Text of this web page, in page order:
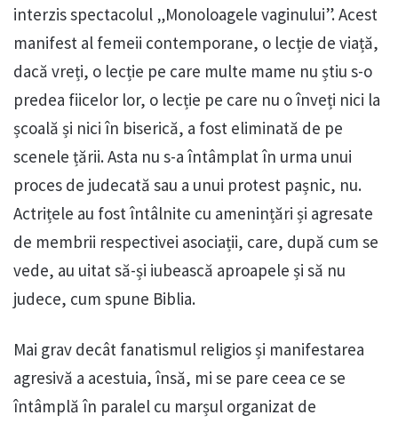
interzis spectacolul „Monoloagele vaginului”. Acest
manifest al femeii contemporane, o lecție de viață,
dacă vreți, o lecție pe care multe mame nu știu s-o
predea fiicelor lor, o lecție pe care nu o înveți nici la
școală și nici în biserică, a fost eliminată de pe
scenele țării. Asta nu s-a întâmplat în urma unui
proces de judecată sau a unui protest pașnic, nu.
Actrițele au fost întâlnite cu amenințări și agresate
de membrii respectivei asociații, care, după cum se
vede, au uitat să-și iubească aproapele și să nu
judece, cum spune Biblia.
Mai grav decât fanatismul religios și manifestarea
agresivă a acestuia, însă, mi se pare ceea ce se
întâmplă în paralel cu marșul organizat de